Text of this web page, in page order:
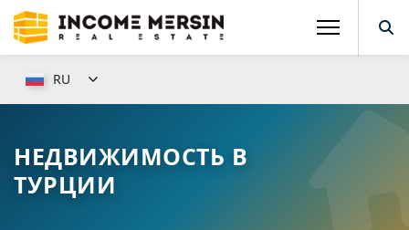
RU
НЕДВИЖИМОСТЬ В
ТУРЦИИ